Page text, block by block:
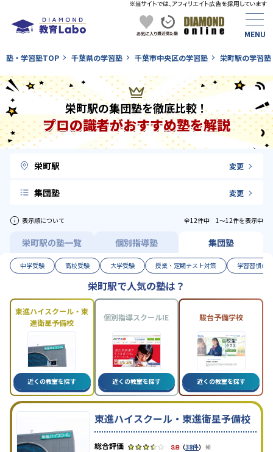
塾・学習塾TOP 千葉県の学習塾 千葉市中央区の学習塾 栄町駅の学習塾
栄町駅の集団塾を徹底比較！
プロの識者がおすすめ塾を解説
栄町駅 変更
集団塾 変更
表示順について 全12件中 1〜12件を表示中
栄町駅の塾一覧 個別指導塾 集団塾
中学受験 高校受験 大学受験 授業・定期テスト対策 学習習慣の
栄町駅で人気の塾は？
東進ハイスクール・東
進衛星予備校
近くの教室を探す
個別指導スクールIE
近くの教室を探す
駿台予備学校
近くの教室を探す
東進ハイスクール・東進衛星予備校
3.8（38件） ※